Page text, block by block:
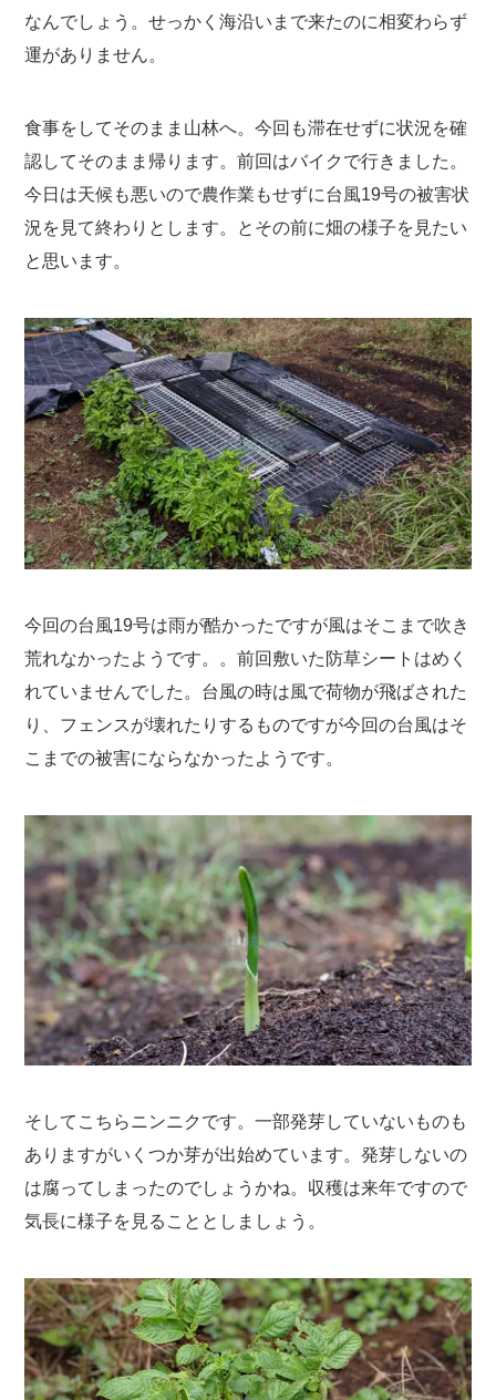
なんでしょう。せっかく海沿いまで来たのに相変わらず
運がありません。
食事をしてそのまま山林へ。今回も滞在せずに状況を確
認してそのまま帰ります。前回はバイクで行きました。
今日は天候も悪いので農作業もせずに台風19号の被害状
況を見て終わりとします。とその前に畑の様子を見たい
と思います。
今回の台風19号は雨が酷かったですが風はそこまで吹き
荒れなかったようです。。前回敷いた防草シートはめく
れていませんでした。台風の時は風で荷物が飛ばされた
り、フェンスが壊れたりするものですが今回の台風はそ
こまでの被害にならなかったようです。
そしてこちらニンニクです。一部発芽していないものも
ありますがいくつか芽が出始めています。発芽しないの
は腐ってしまったのでしょうかね。収穫は来年ですので
気長に様子を見ることとしましょう。